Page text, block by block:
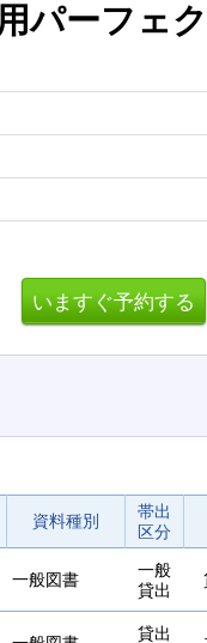
パーフェ
資料種別
帯出
区分
一般図書
一般
貸出
貸出